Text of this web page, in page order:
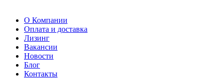
О Компании
Оплата и доставка
Лизинг
Вакансии
Новости
Блог
Контакты